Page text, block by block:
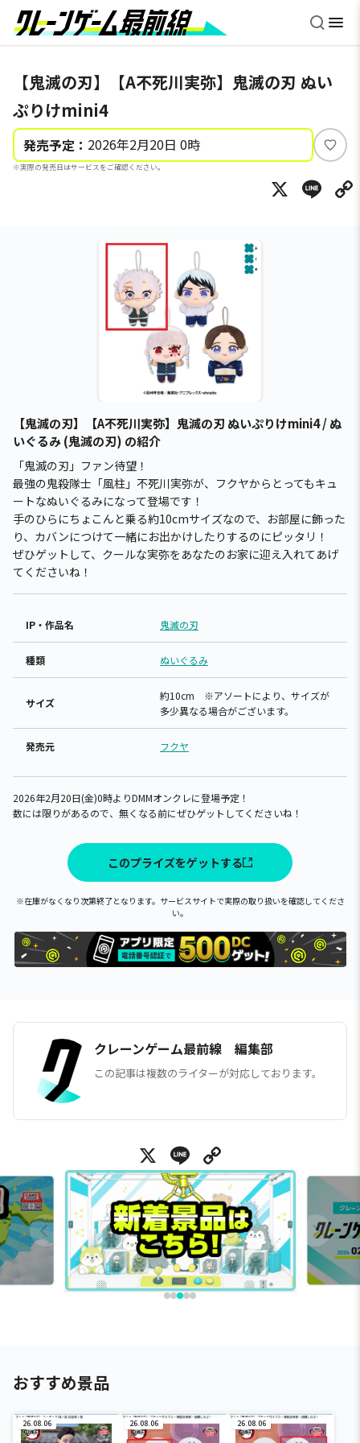
【鬼滅の刃】【A不死川実弥】鬼滅の刃 ぬい
ぷりけmini4
発売予定： 2026年2月20日 0時
※実際の発売日はサービスをご確認ください。
い
ね
X
【鬼滅の刃】【A不死川実弥】鬼滅の刃 ぬいぷりけmini4 / ぬ
いぐるみ (鬼滅の刃) の紹介
「鬼滅の刃」ファン待望！
最強の鬼殺隊士「風柱」不死川実弥が、フクヤからとってもキュ
ートなぬいぐるみになって登場です！
手のひらにちょこんと乗る約10cmサイズなので、お部屋に飾った
り、カバンにつけて一緒にお出かけしたりするのにピッタリ！
ぜひゲットして、クールな実弥をあなたのお家に迎え入れてあげ
てくださいね！
IP・作品名 鬼滅の刃
種類 ぬいぐるみ
サイズ
約10cm ※アソートにより、サイズが
多少異なる場合がございます。
発売元 フクヤ
2026年2月20日(金)0時よりDMMオンクレに登場予定！
数には限りがあるので、無くなる前にぜひゲットしてくださいね！
このプライズをゲットする
※在庫がなくなり次第終了となります。サービスサイトで実際の取り扱いを確認してくださ
い。
クレーンゲーム最前線 編集部
この記事は複数のライターが対応しております。
X Line
おすすめ景品
26.08.06 26.08.06 26.08.06